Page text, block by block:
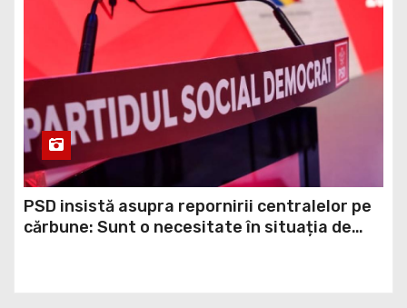
PSD insistă asupra repornirii centralelor pe
cărbune: Sunt o necesitate în situația de